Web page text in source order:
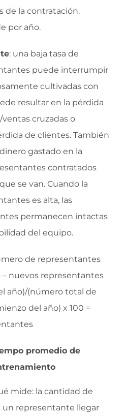
de la contratación.
por año.
: una baja tasa de
puede interrumpir
cultivadas con
resultar en la pérdida
cruzadas o
de clientes. También
gastado en la
contratados
se van. Cuando la
es alta, las
permanecen intactas
del equipo.
de representantes
nuevos representantes
año)/(número total de
del año) x 100 =
promedio de
mide: la cantidad de
representante llegar